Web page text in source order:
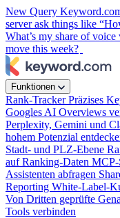
New Query
server ask things like
What’s my share of voice
move this week?
Funktionen
Rank-TrackerPräzises
Googles AI Overviews
Perplexity, Gemini und
hohem Potenzial
Stadt- und PLZ-Ebene
auf Ranking-Daten MCP-
Assistenten abfragen
Reporting White-Label-
Von Dritten geprüfte
Tools verbinden